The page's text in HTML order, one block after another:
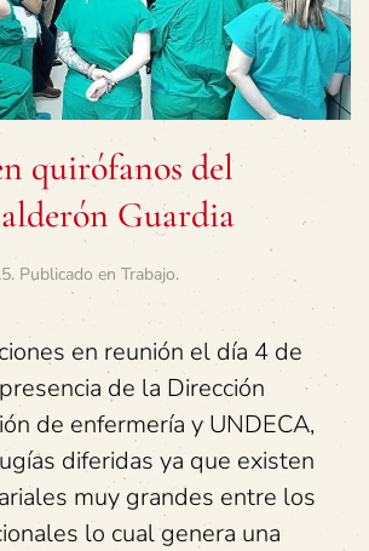
quirófanos del
Guardia
. Publicado en Trabajo.
en reunión el día 4 de
de la Dirección
de enfermería y UNDECA,
diferidas ya que existen
muy grandes entre los
lo cual genera una